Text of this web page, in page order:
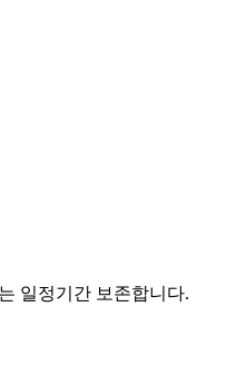
일정기간 보존합니다.